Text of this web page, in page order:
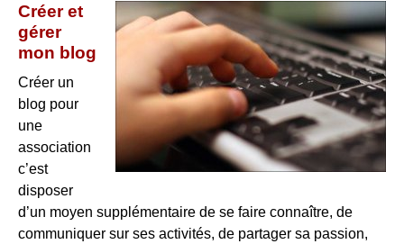
Créer et
gérer
mon blog
Créer un
blog pour
une
association
c’est
disposer
d’un moyen supplémentaire de se faire connaître, de
communiquer sur ses activités, de partager sa passion,